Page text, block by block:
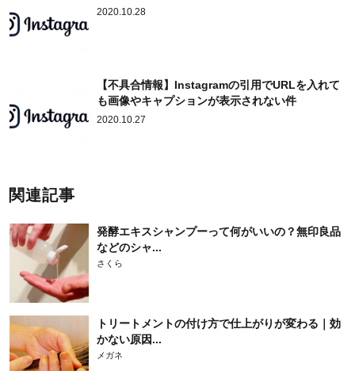
2020.10.28
【不具合情報】Instagramの引用でURLを入れて
も画像やキャプションが表示されない件
2020.10.27
関連記事
発酵エキスシャンプーって何がいいの？無印良品
などのシャ...
さくら
トリートメントの付け方で仕上がりが変わる｜効
かない原因...
メガネ